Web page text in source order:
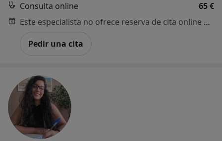
Consulta online
65 €
Este especialista no ofrece reserva de cita online en esta dirección.
Pedir una cita